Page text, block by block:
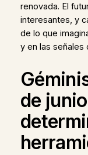
renovada. El
interesantes, y
de lo que
y en las señales
de